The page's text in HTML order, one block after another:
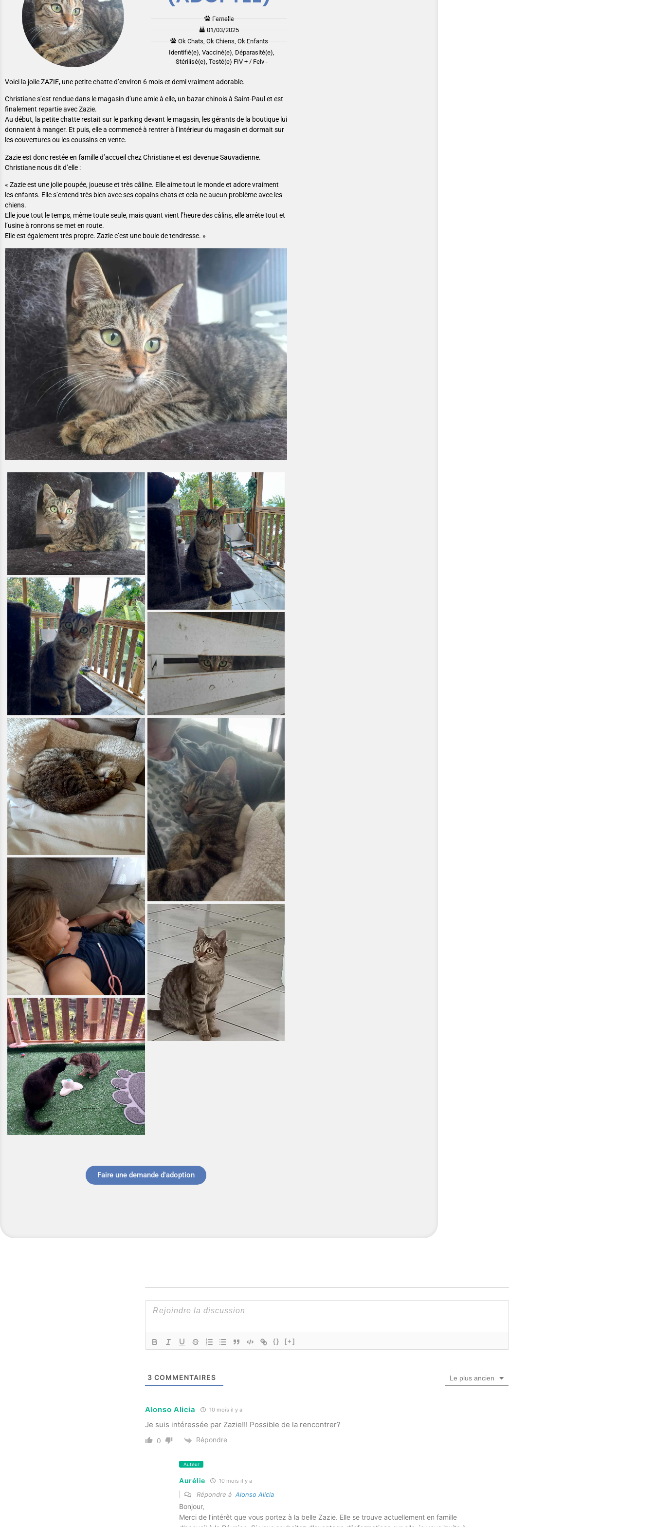
Femelle
01/03/2025
Ok Chats, Ok Chiens, Ok Enfants
Identifié(e), Vacciné(e), Déparasité(e),
Stérilisé(e), Testé(e) FIV + / Felv -
Voici la jolie ZAZIE, une petite chatte d’environ 6 mois et demi vraiment adorable.
Christiane s’est rendue dans le magasin d’une amie à elle, un bazar chinois à Saint-Paul et est
finalement repartie avec Zazie.
Au début, la petite chatte restait sur le parking devant le magasin, les gérants de la boutique lui
donnaient à manger. Et puis, elle a commencé à rentrer à l’intérieur du magasin et dormait sur
les couvertures ou les coussins en vente.
Zazie est donc restée en famille d’accueil chez Christiane et est devenue Sauvadienne.
Christiane nous dit d’elle :
« Zazie est une jolie poupée, joueuse et très câline. Elle aime tout le monde et adore vraiment
les enfants. Elle s’entend très bien avec ses copains chats et cela ne aucun problème avec les
chiens.
Elle joue tout le temps, même toute seule, mais quant vient l’heure des câlins, elle arrête tout et
l’usine à ronrons se met en route.
Elle est également très propre. Zazie c’est une boule de tendresse. »
Faire une demande d'adoption
{} [+]
3 COMMENTAIRES Le plus ancien
Alonso Alicia 10 mois il y a
Je suis intéressée par Zazie!!! Possible de la rencontrer?
0 Répondre
Auteur
Aurélie 10 mois il y a
Répondre à Alonso Alicia
Bonjour,
Merci de l’intérêt que vous portez à la belle Zazie. Elle se trouve actuellement en famille